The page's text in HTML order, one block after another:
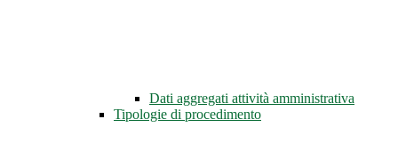
Dati aggregati attività amministrativa
Tipologie di procedimento